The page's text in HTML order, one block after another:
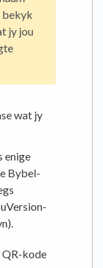
bekyk
jy jou
wat jy
enige
Bybel-
QR-kode